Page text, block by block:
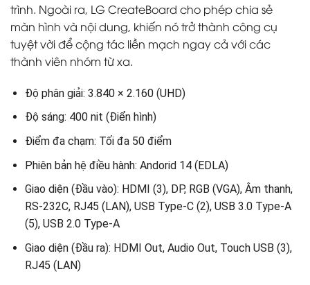
trình. Ngoài ra, LG CreateBoard cho phép chia sẻ
màn hình và nội dung, khiến nó trở thành công cụ
tuyệt vời để cộng tác liền mạch ngay cả với các
thành viên nhóm từ xa.
Độ phân giải: 3.840 × 2.160 (UHD)
Độ sáng: 400 nit (Điển hình)
Điểm đa chạm: Tối đa 50 điểm
Phiên bản hệ điều hành: Andorid 14 (EDLA)
Giao diện (Đầu vào): HDMI (3), DP, RGB (VGA), Âm thanh,
RS-232C, RJ45 (LAN), USB Type-C (2), USB 3.0 Type-A
(5), USB 2.0 Type-A
Giao diện (Đầu ra): HDMI Out, Audio Out, Touch USB (3),
RJ45 (LAN)